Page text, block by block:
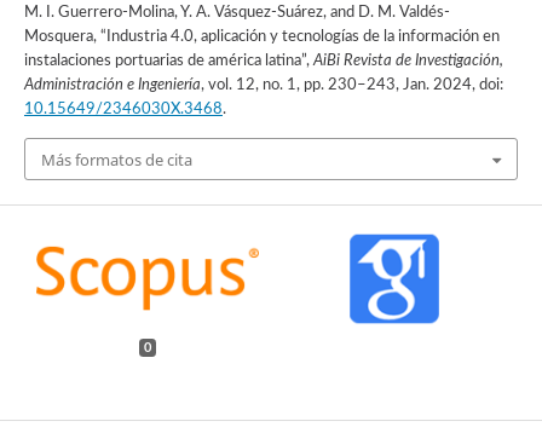
M. I. Guerrero-Molina, Y. A. Vásquez-Suárez, and D. M. Valdés-
Mosquera, “Industria 4.0, aplicación y tecnologías de la información en
instalaciones portuarias de américa latina”,AiBi Revista de Investigación,
Administración e Ingeniería, vol. 12, no. 1, pp. 230–243, Jan. 2024, doi:
10.15649/2346030X.3468.
Más formatos de cita
0